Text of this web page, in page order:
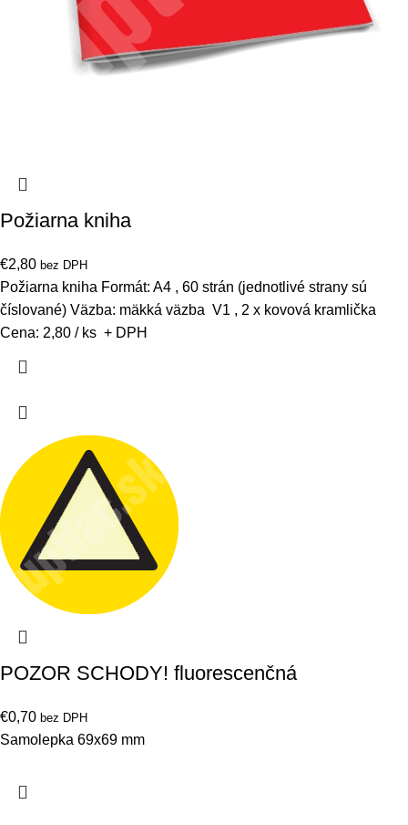
Požiarna kniha
€2,80 bez DPH
Požiarna kniha Formát: A4 , 60 strán (jednotlivé strany sú
číslované) Väzba: mäkká väzba V1 , 2 x kovová kramlička
Cena: 2,80 / ks + DPH
POZOR SCHODY! fluorescenčná
€0,70 bez DPH
Samolepka 69x69 mm